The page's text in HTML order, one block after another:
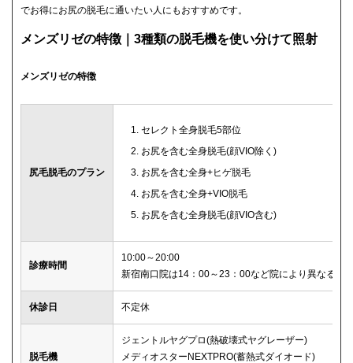
でお得にお尻の脱毛に通いたい人にもおすすめです。
メンズリゼの特徴｜3種類の脱毛機を使い分けて照射
メンズリゼの特徴
尻毛脱毛のプラン
セレクト全身脱毛5部位
お尻を含む全身脱毛(顔VIO除く)
お尻を含む全身+ヒゲ脱毛
お尻を含む全身+VIO脱毛
お尻を含む全身脱毛(顔VIO含む)
診療時間
10:00～20:00
新宿南口院は14：00～23：00など院により異なる
休診日 不定休
脱毛機
ジェントルヤグプロ(熱破壊式ヤグレーザー)
メディオスターNEXTPRO(蓄熱式ダイオード)